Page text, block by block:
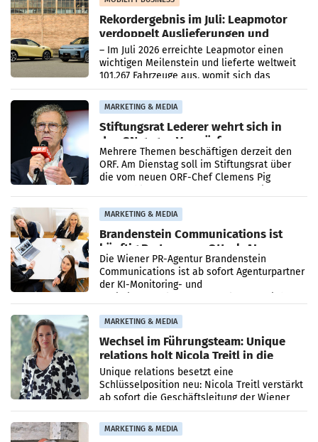
Rekordergebnis im Juli: Leapmotor
verdoppelt Auslieferungen und
überschreitet die 100.000er-Marke
– Im Juli 2026 erreichte Leapmotor einen
wichtigen Meilenstein und lieferte weltweit
101.267 Fahrzeuge aus, womit sich das
Ergebnis gegenüber Juli 2025 mehr als
verdoppelte (+102
MARKETING & MEDIA
Stiftungsrat Lederer wehrt sich in
den SN gegen Vorwürfe
Mehrere Themen beschäftigen derzeit den
ORF. Am Dienstag soll im Stiftungsrat über
die vom neuen ORF-Chef Clemens Pig
MARKETING & MEDIA
Brandenstein Communications ist
künftig Partner von OtterlyAI
Die Wiener PR-Agentur Brandenstein
Communications ist ab sofort Agenturpartner
der KI-Monitoring- und
MARKETING & MEDIA
Wechsel im Führungsteam: Unique
relations holt Nicola Treitl in die
Geschäftsleitung
Unique relations besetzt eine
Schlüsselposition neu: Nicola Treitl verstärkt
ab sofort die Geschäftsleitung der Wiener
PR-Agentur an der Seite von Josef Kalina und
Anna Kalina-Mahr.
MARKETING & MEDIA